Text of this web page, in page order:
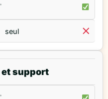
seul
et support